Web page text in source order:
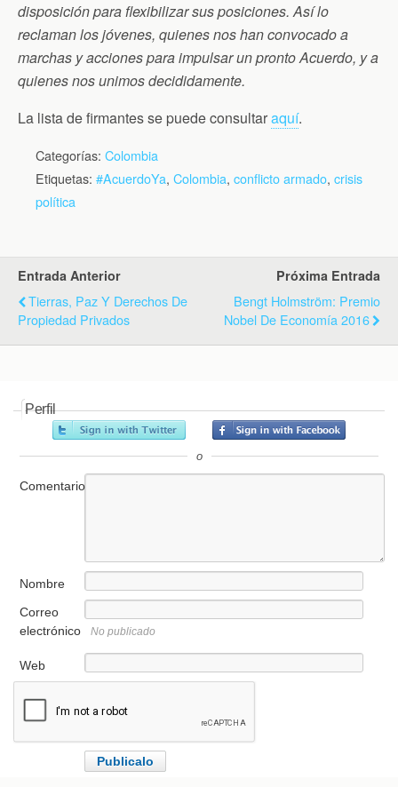
disposición para flexibilizar sus posiciones. Así lo
reclaman los jóvenes, quienes nos han convocado a
marchas y acciones para impulsar un pronto Acuerdo, y a
quienes nos unimos decididamente.
La lista de firmantes se puede consultaraquí.
Categorías: Colombia
Etiquetas: #AcuerdoYa, Colombia, conflicto armado, crisis
política
Entrada Anterior
Tierras, Paz Y Derechos De
Propiedad Privados
Próxima Entrada
Bengt Holmström: Premio
Nobel De Economía 2016
Perfil
o
Comentario
Nombre
Correo
electrónico
No publicado
Web